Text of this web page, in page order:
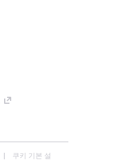
쿠키 기본 설